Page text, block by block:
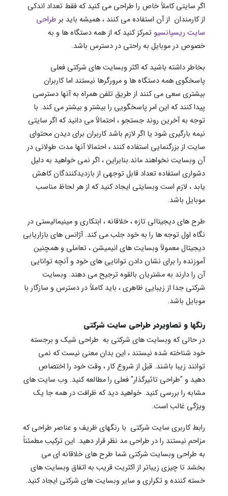
اگر سایتی کاملاً خاص را طراحی می کنید که فقط تعداد اندکی
از کارمندان از آن استفاده می کنند ، همیشه باید بر طراحی
سایت ریسپانسیو تمرکز کنید که از همه دستگاه ها و به
خصوص در موبایل به راحتی در دسترس باشد.
بخاطر داشته باشید که اکثر وبسایت های شرکتی فعلی
پاسخگوی همه دستگاه ها و مرورگرها نیستند اما کاربران
بیشتری سعی می کنند از طریق تلفن همراه به آنها دسترسی
پیدا کنند که این امر پاسخگویی را بیشتر و بیشتر می کند. با
توجه به آخرین روند جستجو ، احتمالاً می دانید که اگر سایتی
نیمه بارگیری شود یا اگر لازم باشد کاربران برای دیدن محتوای
سایت از بزرگنمایی استفاده کنند ، احتمالا آنها مدت طولانی در
آن وبسایت نخواهند ماند.بنابراین ، اگر نمی خواهید به دلیل
دشواری استفاده تعداد قابل توجهی از بازدیدکنندگان کاهش
یابد ، لازم است وبسایتی ایجاد کنید که از هر لحاظ مناسب
موبایل باشد.
طرح های دیجیتالی تازه ، خلاقانه ، ابتکاری و مینیمالیستی در
نگاه اول توجه ها را به خود جلب می کند. آژانس های بازاریابی
دیجیتال معمولاً وبسایت های انیمیشن ، تعاملی و همچنین
آموزنده را برای نشان دادن توانایی های خود و آنچه توانایی
آن را دارند به مشتریان بالقوه ترجیح می دهند. وبسایت
شرکتی جدا از زیبایی ظاهری ، باید کاملاً در دسترس و سازگار با
موبایل باشد.
رنگها و تصاویردر طراحی سایت شرکتی
در حالی که وبسایت های شرکتی به طراحی شیک و برجسته
خود شناخته شده نیستند ، این بدان معنی نیست که نمی
توانند زیبا باشند. قبل از شروع کار ، وقت خود را اختصاص
دهید و "طراحی تاثیرگذار" فعلی را مطالعه کنید. وب سایت های
مشابه را بررسی کنید. خواهید دید که ظرافت در همه جا یک
ویژگی غالب است.
رابط کاربری سایت شرکتی با رنگهای ظریف و عناصر طراحی که
مزاحم نیستند را در طراحی مد نظر قرار دهید. این ترکیب مطمئناً
به طراحی وبسایت شرکتی شما طرح های خلاقانه ای می
بخشد تا چیزی زیباتر از اکثریت قریب به اتفاق وبسایت های
خسته کننده و تکراری و سایر وبسایت های شرکتی ایجاد کنید.